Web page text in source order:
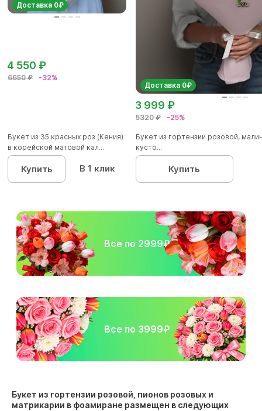
Доставка 0₽
6650 ₽ -32%
4 550 ₽
Букет из 35 красных роз (Кения)
в корейской матовой кал...
Купить В 1 клик
Доставка 0₽
5320 ₽ -25%
3 999 ₽
Букет из гортензии розовой,
кусто...
Купить
Все по 2999₽
Все по 3999₽
Букет из гортензии розовой, пионов розовых и
матрикарии в фоамиране размещен в следующих